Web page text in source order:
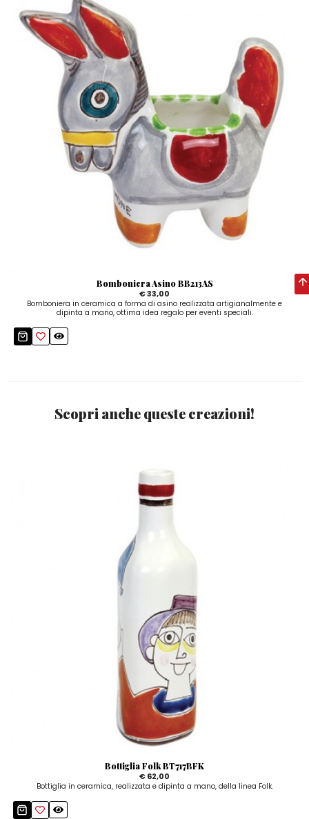
Bomboniera Asino BB213AS
€ 33,00
Bomboniera in ceramica a forma di asino realizzata artigianalmente e
dipinta a mano, ottima idea regalo per eventi speciali.
Scopri anche queste creazioni!
Bottiglia Folk BT717BFK
€ 62,00
Bottiglia in ceramica, realizzata e dipinta a mano, della linea Folk.